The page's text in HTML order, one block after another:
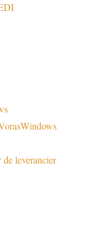
leverancier